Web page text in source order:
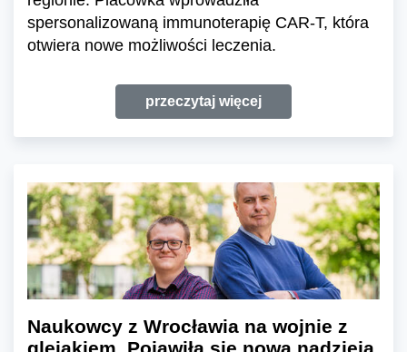
spersonalizowaną immunoterapię CAR-T, która
otwiera nowe możliwości leczenia.
przeczytaj więcej
Naukowcy z Wrocławia na wojnie z
glejakiem. Pojawiła się nowa nadzieja